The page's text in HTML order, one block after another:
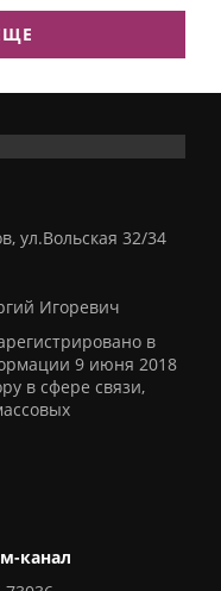
ул.Вольская 32/34
Игоревич
в
9 июня 2018
в сфере связи,
канал